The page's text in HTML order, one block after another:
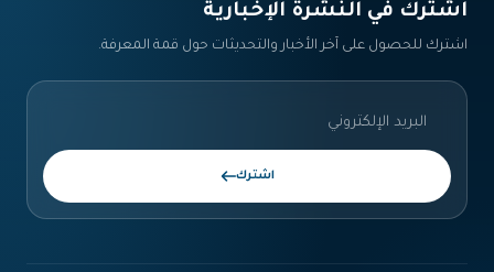
اشترك في النشرة الإخبارية‎
اشترك للحصول على آخر الأخبار والتحديثات حول قمة المعرفة.
اشترك